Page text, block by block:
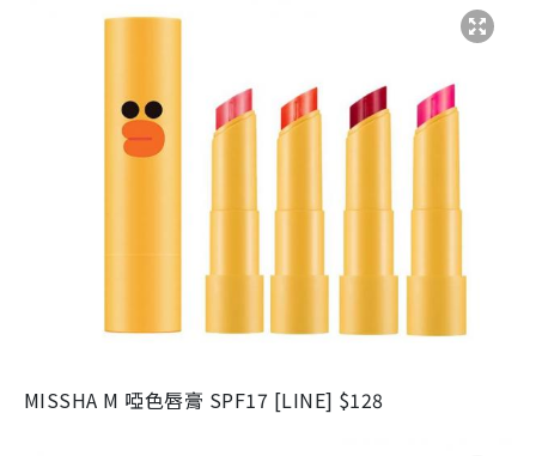
MISSHA M 啞色唇膏 SPF17 [LINE] $128